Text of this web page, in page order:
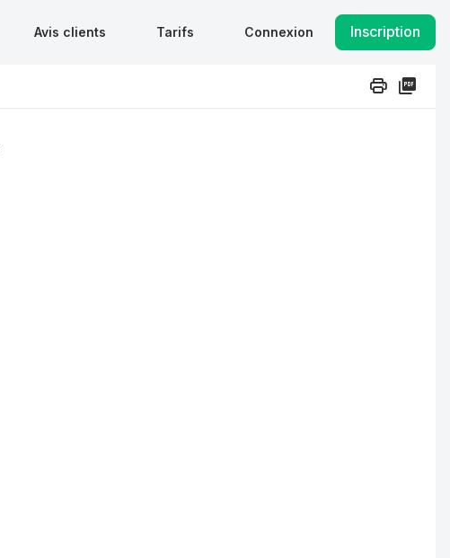
Avis clients Tarifs Connexion Inscription